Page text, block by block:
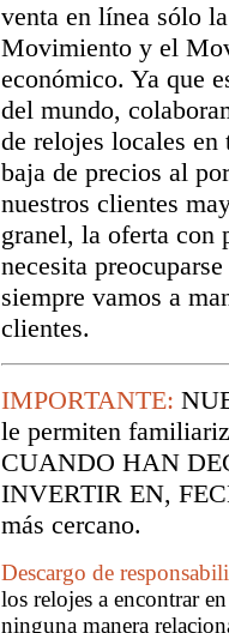
venta en línea sólo
Movimiento y el
económico. Ya que
del mundo,
de relojes locales
baja de precios al
nuestros clientes
granel, la oferta con
necesita
siempre vamos a
clientes.
IMPORTANTE:
le permiten
CUANDO HAN
INVERTIR EN,
más cercano.
Descargo de
los relojes a encontrar
ninguna manera